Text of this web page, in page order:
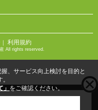
｜ 利用規約
All rights reserved.
めな物件
、サービス向上検討を目的と
をご確認ください。